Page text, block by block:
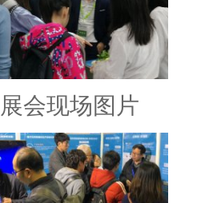
展会现场图片